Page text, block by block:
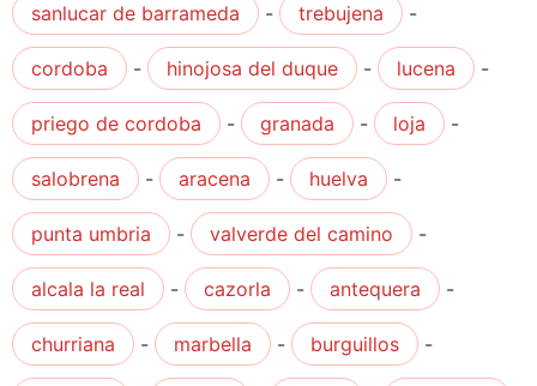
sanlucar de barrameda - trebujena -
cordoba - hinojosa del duque - lucena -
priego de cordoba - granada - loja -
salobrena - aracena - huelva -
punta umbria - valverde del camino -
alcala la real - cazorla - antequera -
churriana - marbella - burguillos -